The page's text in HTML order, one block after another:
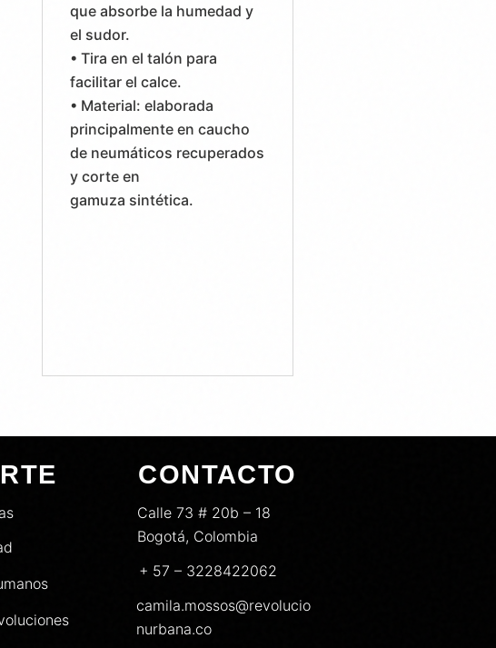
que absorbe la humedad y
el sudor.
• Tira en el talón para
facilitar el calce.
• Material: elaborada
principalmente en caucho
de neumáticos recuperados
y corte en
gamuza sintética.
CONTACTO
Calle 73 # 20b – 18
Bogotá, Colombia
+ 57 – 3228422062
camila.mossos@revolucio
nurbana.co